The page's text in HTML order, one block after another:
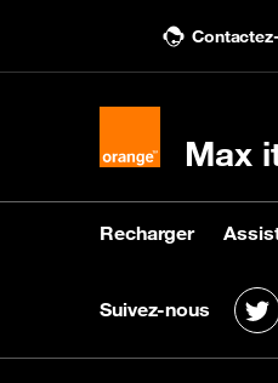
Max
Recharger
Recharger
Acheter une
Assistance
Nous
Pays
Voir les pays
Promotions
Voir les
Suivez-nous X